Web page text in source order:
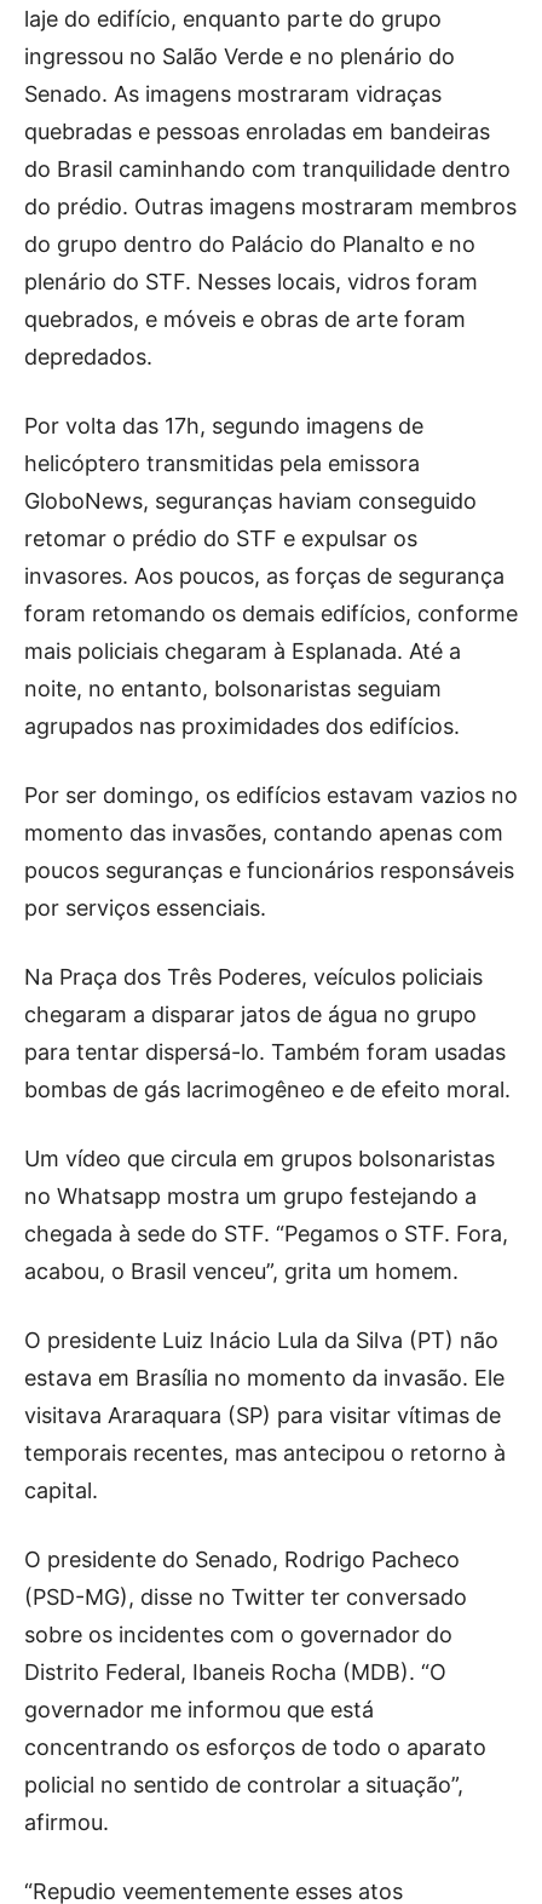
laje do edifício, enquanto parte do grupo
ingressou no Salão Verde e no plenário do
Senado. As imagens mostraram vidraças
quebradas e pessoas enroladas em bandeiras
do Brasil caminhando com tranquilidade dentro
do prédio. Outras imagens mostraram membros
do grupo dentro do Palácio do Planalto e no
plenário do STF. Nesses locais, vidros foram
quebrados, e móveis e obras de arte foram
depredados.
Por volta das 17h, segundo imagens de
helicóptero transmitidas pela emissora
GloboNews, seguranças haviam conseguido
retomar o prédio do STF e expulsar os
invasores. Aos poucos, as forças de segurança
foram retomando os demais edifícios, conforme
mais policiais chegaram à Esplanada. Até a
noite, no entanto, bolsonaristas seguiam
agrupados nas proximidades dos edifícios.
Por ser domingo, os edifícios estavam vazios no
momento das invasões, contando apenas com
poucos seguranças e funcionários responsáveis
por serviços essenciais.
Na Praça dos Três Poderes, veículos policiais
chegaram a disparar jatos de água no grupo
para tentar dispersá-lo. Também foram usadas
bombas de gás lacrimogêneo e de efeito moral.
Um vídeo que circula em grupos bolsonaristas
no Whatsapp mostra um grupo festejando a
chegada à sede do STF. “Pegamos o STF. Fora,
acabou, o Brasil venceu”, grita um homem.
O presidente Luiz Inácio Lula da Silva (PT) não
estava em Brasília no momento da invasão. Ele
visitava Araraquara (SP) para visitar vítimas de
temporais recentes, mas antecipou o retorno à
capital.
O presidente do Senado, Rodrigo Pacheco
(PSD-MG), disse no Twitter ter conversado
sobre os incidentes com o governador do
Distrito Federal, Ibaneis Rocha (MDB). “O
governador me informou que está
concentrando os esforços de todo o aparato
policial no sentido de controlar a situação”,
afirmou.
“Repudio veementemente esses atos